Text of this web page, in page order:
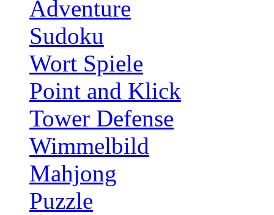
Adventure
Sudoku
Wort Spiele
Point and Klick
Tower Defense
Wimmelbild
Mahjong
Puzzle